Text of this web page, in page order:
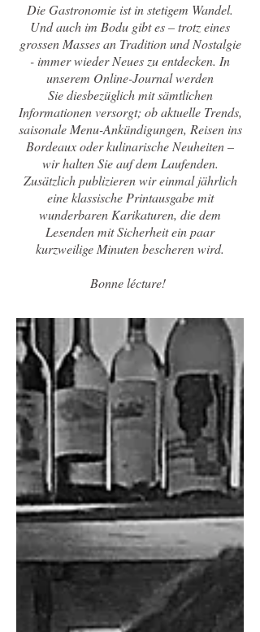
Die Gastronomie ist in stetigem Wandel.
Und auch im Bodu gibt es – trotz eines
grossen Masses an Tradition und Nostalgie
- immer wieder Neues zu entdecken. In
unserem Online-Journal werden
Sie diesbezüglich mit sämtlichen
Informationen versorgt; ob aktuelle Trends,
saisonale Menu-Ankündigungen, Reisen ins
Bordeaux oder kulinarische Neuheiten –
wir halten Sie auf dem Laufenden.
Zusätzlich publizieren wir einmal jährlich
eine klassische Printausgabe mit
wunderbaren Karikaturen, die dem
Lesenden mit Sicherheit ein paar
kurzweilige Minuten bescheren wird.
Bonne lécture!